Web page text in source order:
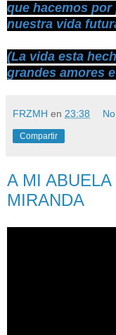
que hacemos por
nuestra vida
(La vida esta
grandes amores
FRZMH en 23:38
Compartir
A MI
MIRANDA